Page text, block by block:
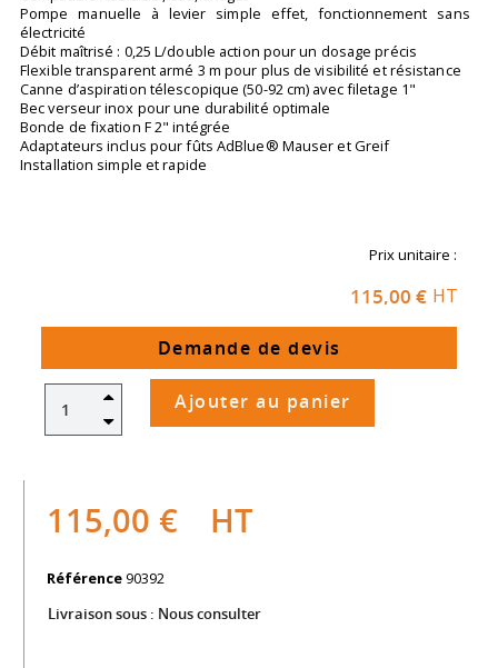
Pompe manuelle à levier simple effet, fonctionnement sans
électricité
Débit maîtrisé : 0,25 L/double action pour un dosage précis
Flexible transparent armé 3 m pour plus de visibilité et résistance
Canne d’aspiration télescopique (50-92 cm) avec filetage 1"
Bec verseur inox pour une durabilité optimale
Bonde de fixation F 2" intégrée
Adaptateurs inclus pour fûts AdBlue® Mauser et Greif
Installation simple et rapide
Prix unitaire :
115,00 € HT
Demande de devis
Ajouter au panier
115,00 € HT
Référence 90392
Livraison sous : Nous consulter